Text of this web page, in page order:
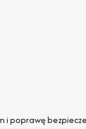
i poprawę